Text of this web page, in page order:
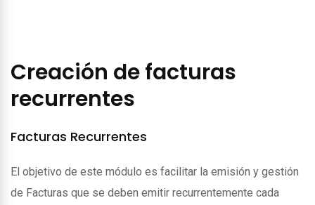
Creación de facturas
recurrentes
Facturas Recurrentes
El objetivo de este módulo es facilitar la emisión y gestión
de Facturas que se deben emitir recurrentemente cada